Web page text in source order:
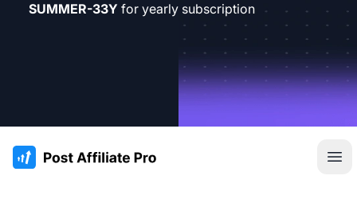
SUMMER-33Y for yearly subscription
:site.title